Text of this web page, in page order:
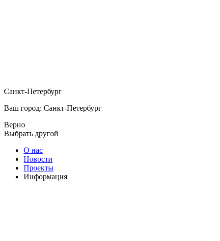
Санкт-Петербург
Ваш город: Санкт-Петербург
Верно
Выбрать другой
О нас
Новости
Проекты
Информация